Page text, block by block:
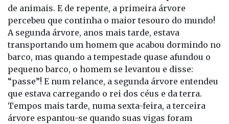
de animais. E de repente, a primeira árvore
percebeu que continha o maior tesouro do mundo!
A segunda árvore, anos mais tarde, estava
transportando um homem que acabou dormindo no
barco, mas quando a tempestade quase afundou o
pequeno barco, o homem se levantou e disse:
“passe”! E num relance, a segunda árvore entendeu
que estava carregando o rei dos céus e da terra.
Tempos mais tarde, numa sexta-feira, a terceira
árvore espantou-se quando suas vigas foram